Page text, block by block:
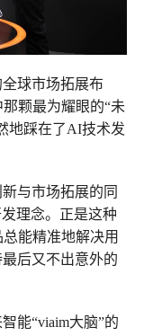
球市场拓展布
颗最为耀眼的“未
地踩在了AI技术发
与市场拓展的同
理念。正是这种
能精准地解决用
后又不出意外的
能“viaim大脑”的